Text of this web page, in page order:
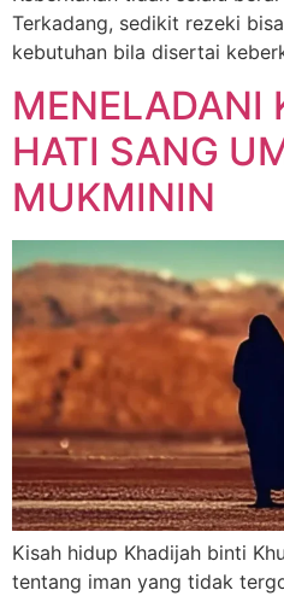
Terkadang, sedikit rezeki
kebutuhan bila disertai
MENELADANI
HATI SANG
MUKMININ
Kisah hidup Khadijah binti
tentang iman yang tidak